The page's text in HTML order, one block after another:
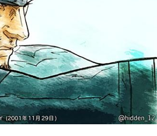
ーサリー メタルギア ソリッド2 サンズ オ
ジタルエンタテインメント
件) を見る